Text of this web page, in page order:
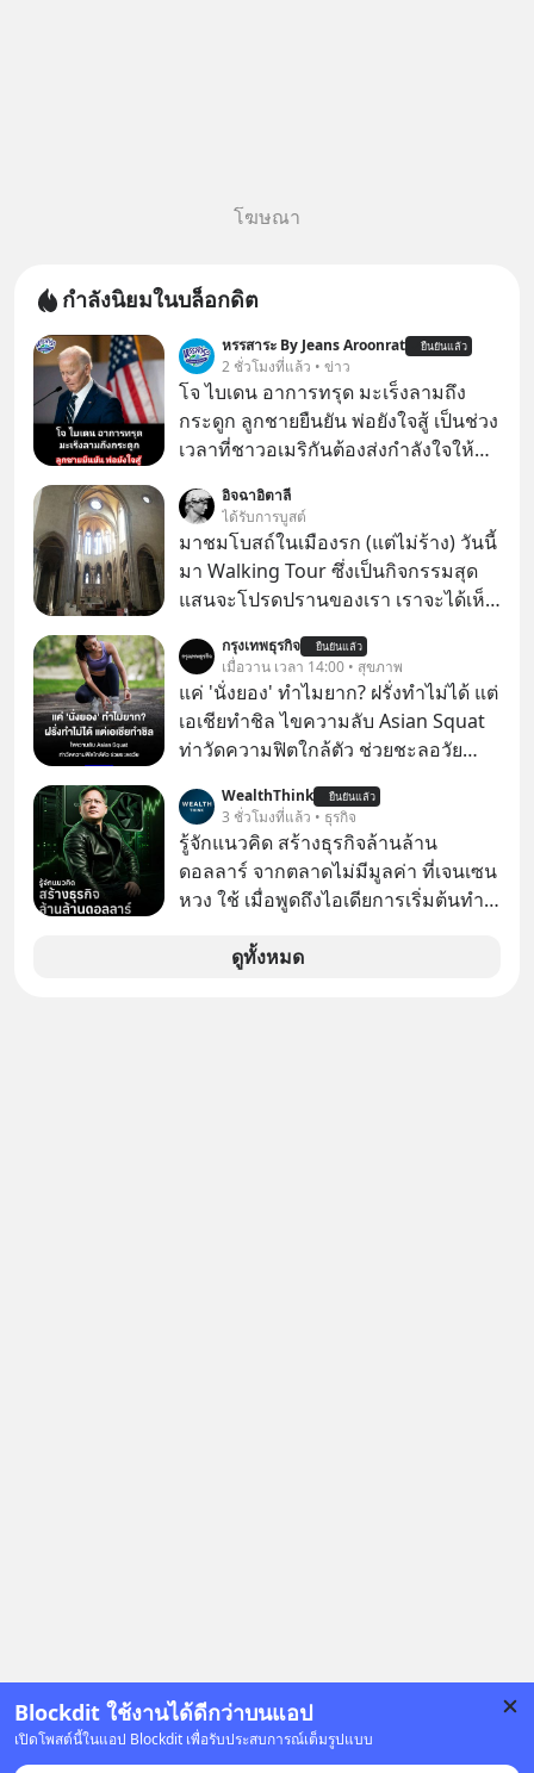
Blockdit ใช้งานได้ดีกว่าบนแอป
เปิดโพสต์นี้ในแอป Blockdit เพื่อรับประสบการณ์เต็มรูปแบบ
โฆษณา
กำลังนิยมในบล็อกดิต
หรรสาระ By Jeans Aroonrat ยืนยันแล้ว
2 ชั่วโมงที่แล้ว • ข่าว
โจ ไบเดน อาการทรุด มะเร็งลามถึง
กระดูก ลูกชายยืนยัน พ่อยังใจสู้ เป็นช่วง
เวลาที่ชาวอเมริกันต้องส่งกำลังใจให้กับ
ตอนนี้กำลังต่อสู้กับโรคมะเร็งอย่างหนัก
ล่าสุด ฮันเตอร์ ไบเดน ลูกชายได้ออกมา
เปิดเผยอาการของพ่อว่า "น่าเป็นห่วง
อย่างมาก" เนื่องจากมะเร็งได้ลุกลามไป
สร้างความเจ็บปวดทรมานอย่างรุนแรง
แต่ยืนยันว่า โจ ไบเดน พ่อของเขายังใจ
สู้ เพื่อรักษาอาการป่วยของตนอย่างเต็ม
ที่
อิจฉาอิตาลี
ได้รับการบูสต์
มาชมโบสถ์ในเมืองรก (แต่ไม่ร้าง) วันนี้
มา Walking Tour ซึ่งเป็นกิจกรรมสุด
แสนจะโปรดปรานของเรา เราจะได้เห็น
กรุงเทพธุรกิจ ยืนยันแล้ว
เมื่อวาน เวลา 14:00 • สุขภาพ
แค่ 'นั่งยอง' ทำไมยาก? ฝรั่งทำไม่ได้ แต่
เอเชียทำชิล ไขความลับ Asian Squat
ท่าวัดความฟิตใกล้ตัว ช่วยชะลอวัย
ต่างชาติที่พยายามทำ “Asian Squat”
หรือการนั่งยองแบบคนเอเชีย แต่สุดท้าย
ก็เสียการทรงตัว ล้มหงายหลัง หรือไม่ก็
ต้องยกส้นเท้าขึ้น เพราะไม่สามารถนั่ง
ค้างในท่านั้นได้
WealthThink ยืนยันแล้ว
3 ชั่วโมงที่แล้ว • ธุรกิจ
รู้จักแนวคิด สร้างธุรกิจล้านล้าน
ดอลลาร์ จากตลาดไม่มีมูลค่า ที่เจนเซน
หวง ใช้ เมื่อพูดถึงไอเดียการเริ่มต้นทำ
ทำธุรกิจที่อยู่ในตลาดใหญ่ ๆ ที่ต้องมี
ดูทั้งหมด